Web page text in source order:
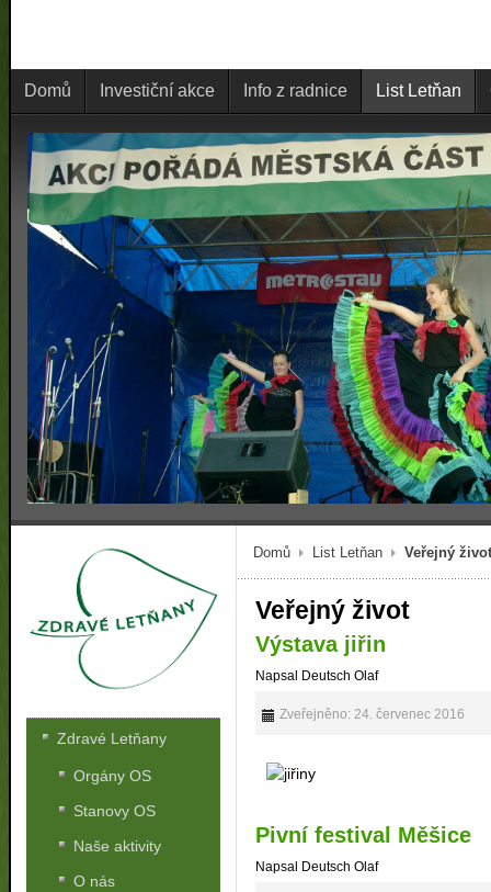
Domů Investiční akce Info z radnice List Letňan
Domů List Letňan Veřejný život
Veřejný život
Výstava jiřin
Napsal Deutsch Olaf
Zveřejněno: 24. červenec 2016
Pivní festival Měšice
Napsal Deutsch Olaf
Zdravé Letňany
Orgány OS
Stanovy OS
Naše aktivity
O nás